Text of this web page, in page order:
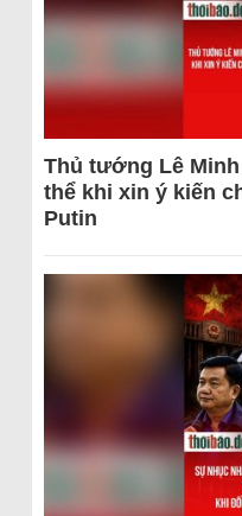
Thủ tướng Lê
thể khi xin ý kiến
Putin